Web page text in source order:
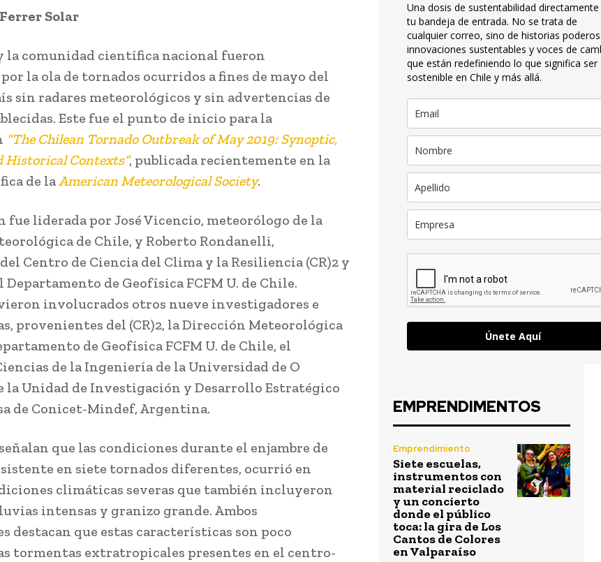
Solar
la comunidad científica nacional fueron
la ola de tornados ocurridos a fines de mayo del
sin radares meteorológicos y sin advertencias de
Este fue el punto de inicio para la
“The Chilean Tornado Outbreak of May 2019: Synoptic,
Historical Contexts”, publicada recientemente en la
de laAmerican Meteorological Society.
fue liderada por José Vicencio, meteorólogo de la
de Chile, y Roberto Rondanelli,
Centro de Ciencia del Clima y la Resiliencia (CR)2 y
Departamento de Geofísica FCFM U. de Chile.
involucrados otros nueve investigadores e
provenientes del (CR)2, la Dirección Meteorológica
de Geofísica FCFM U. de Chile, el
de la Ingeniería de la Universidad de O
la Unidad de Investigación y Desarrollo Estratégico
de Conicet-Mindef, Argentina.
que las condiciones durante el enjambre de
en siete tornados diferentes, ocurrió en
climáticas severas que también incluyeron
intensas y granizo grande. Ambos
destacan que estas características son poco
tormentas extratropicales presentes en el centro-
Una dosis de sustentabilidad
tu bandeja de entrada. No se trata de
cualquier correo, sino de historias
innovaciones sustentables y voces de
que están redefiniendo lo que significa ser
sostenible en Chile y más allá.
Únete Aquí
EMPRENDIMENTOS
Emprendimiento
Siete escuelas,
instrumentos con
material reciclado
y un concierto
donde el público
toca: la gira de Los
Cantos de Colores
en Valparaíso